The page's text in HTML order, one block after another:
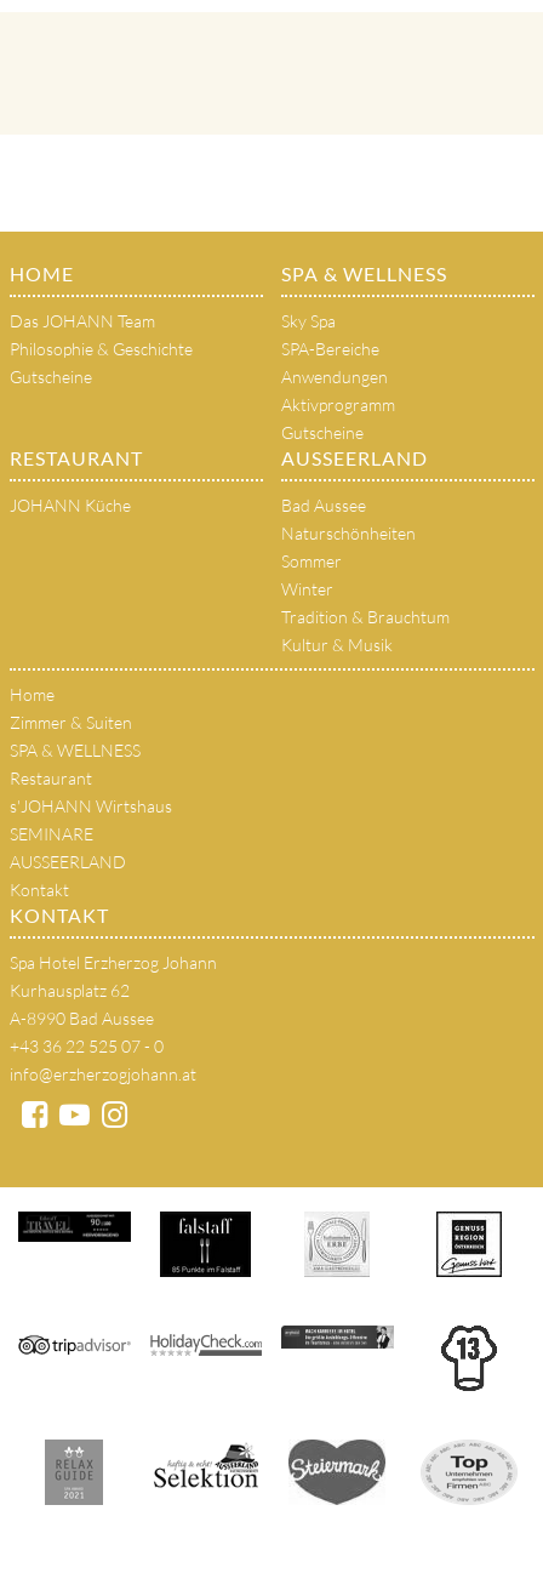
HOME
Das JOHANN Team
Philosophie & Geschichte
Gutscheine
SPA & WELLNESS
Sky Spa
SPA-Bereiche
Anwendungen
Aktivprogramm
Gutscheine
RESTAURANT
JOHANN Küche
AUSSEERLAND
Bad Aussee
Naturschönheiten
Sommer
Winter
Tradition & Brauchtum
Kultur & Musik
Home
Zimmer & Suiten
SPA & WELLNESS
Restaurant
s'JOHANN Wirtshaus
SEMINARE
AUSSEERLAND
Kontakt
KONTAKT
Spa Hotel Erzherzog Johann
Kurhausplatz 62
A-8990 Bad Aussee
+43 36 22 525 07 - 0
info@erzherzogjohann.at